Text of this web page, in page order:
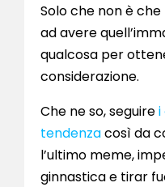
Solo che non è
ad avere
qualcosa per
considerazione.
Che ne so, seguirei
tendenzacosì da
l’ultimo meme,
ginnastica e tirar